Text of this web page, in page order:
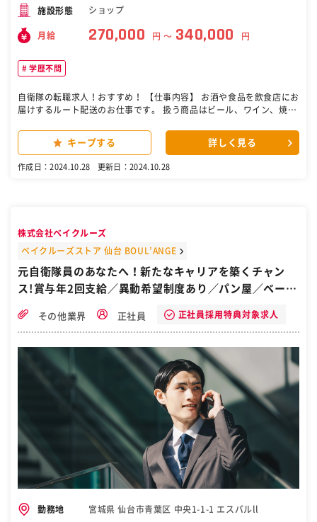
施設形態 ショップ
月給 270,000 円 〜 340,000 円
学歴不問
自衛隊の転職求人！おすすめ！ 【仕事内容】 お酒や食品を飲食店にお
届けするルート配送のお仕事です。 扱う商品はビール、ワイン、焼酎
販売ノルマは一切なし。 エリアは和歌山市内中心（紀北・紀中）で、
0.75t〜2tトラックを使用します。 【1日の流れ（例）】 07:30 商品
12:00 お昼休憩 13:30 午後の配送（チラシ配布など） 16:30 帰
ト】 あなたの成長が評価される 人との関わりを大切にする仕事 新し
いことにチャレンジできる職場 DX化にも取り組んでおり、効率的な働
められる仕事です。また、雨天時などの業務では屋外で体が濡れるこ
ともあります。 ［自衛隊・転職・求人］
キープする 詳しく見る
作成日：2024.10.28 更新日：2024.10.28
株式会社ベイクルーズ
ベイクルーズストア 仙台 BOUL’ANGE
元自衛隊員のあなたへ！新たなキャリアを築くチャン
ス!賞与年2回支給／異動希望制度あり／パン屋／ベーカ
その他業界 正社員 正社員採用特典対象求人
勤務地 宮城県 仙台市青葉区 中央1-1-1 エスパルll